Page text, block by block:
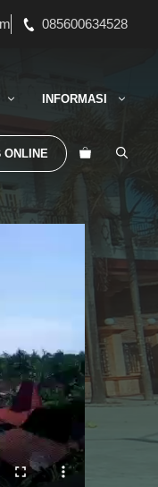
085600634528
INFORMASI
ONLINE